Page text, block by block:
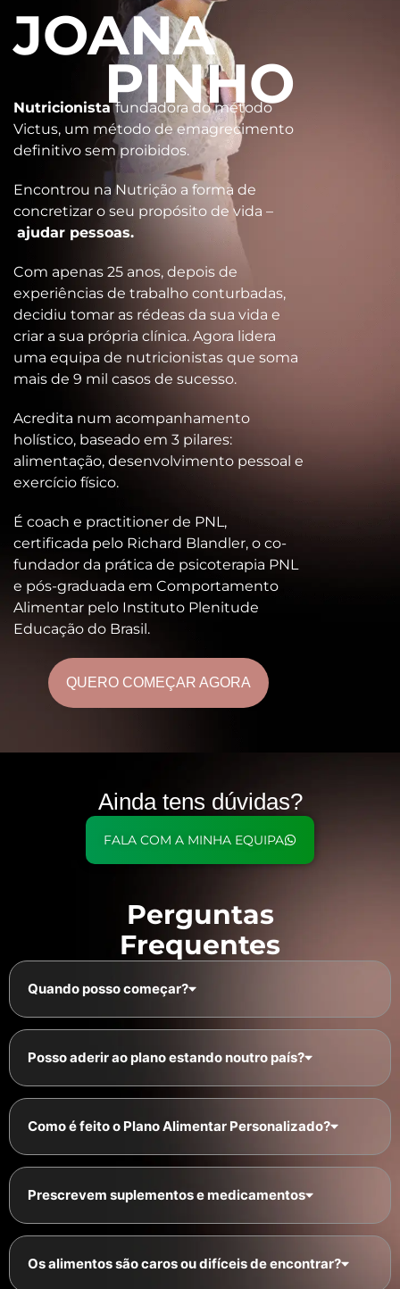
JOANA
PINHO
Nutricionistafundadora do método
Victus, um método de emagrecimento
definitivo sem proibidos.
Encontrou na Nutrição a forma de
concretizar o seu propósito de vida –
ajudar pessoas.
Com apenas 25 anos, depois de
experiências de trabalho conturbadas,
decidiu tomar as rédeas da sua vida e
criar a sua própria clínica. Agora lidera
uma equipa de nutricionistas que soma
mais de 9 mil casos de sucesso.
Acredita num acompanhamento
holístico, baseado em 3 pilares:
alimentação, desenvolvimento pessoal e
exercício físico.
É coach e practitioner de PNL,
certificada pelo Richard Blandler, o co-
fundador da prática de psicoterapia PNL
e pós-graduada em Comportamento
Alimentar pelo Instituto Plenitude
Educação do Brasil.
QUERO COMEÇAR AGORA
Ainda tens dúvidas?
FALA COM A MINHA EQUIPA
Perguntas
Frequentes
Quando posso começar?
Posso aderir ao plano estando noutro país?
Como é feito o Plano Alimentar Personalizado?
Prescrevem suplementos e medicamentos
Os alimentos são caros ou difíceis de encontrar?